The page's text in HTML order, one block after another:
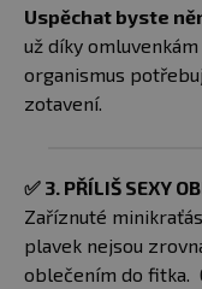
Uspěchat byste
už díky
organismus
zotavení.
✅ 3. PŘÍLIŠ SEXY
Zaříznuté
plavek nejsou
oblečením do fitka.